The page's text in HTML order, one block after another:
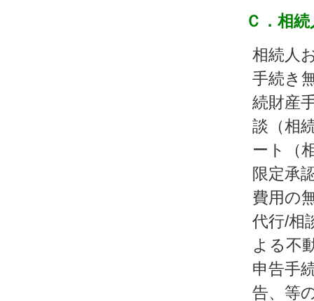
Ｃ．相
相続人
手続き
続財産
談（相
ート（
限定承
費用の
代行/相
よる不
申告手
告、等